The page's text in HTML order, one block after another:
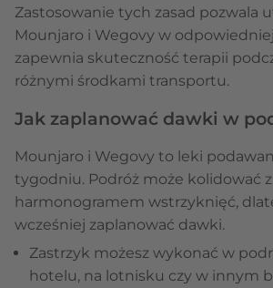
Zastosowanie tych zasad pozwala
Mounjaro i Wegovy w
zapewnia skuteczność terapii
różnymi środkami transportu.
Jak zaplanować dawki w
Mounjaro i Wegovy to leki
tygodniu. Podróż może kolidować z
harmonogramem wstrzyknięć,
wcześniej zaplanować dawki.
Zastrzyk możesz wykonać w
hotelu, na lotnisku czy w innym